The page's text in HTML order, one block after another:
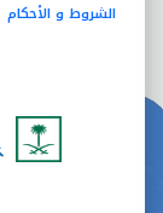
الشروط و الأحكام